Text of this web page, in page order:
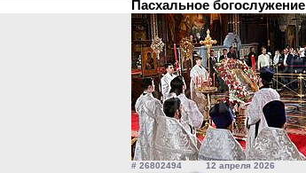
Пасхальное богослужение
# 26802494 12 апреля 2026